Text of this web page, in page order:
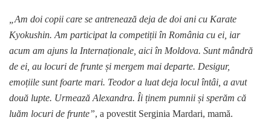
„Am doi copii care se antrenează deja de doi ani cu Karate
Kyokushin. Am participat la competiții în România cu ei, iar
acum am ajuns la Internaționale, aici în Moldova. Sunt mândră
de ei, au locuri de frunte și mergem mai departe. Desigur,
emoțiile sunt foarte mari. Teodor a luat deja locul întâi, a avut
două lupte. Urmează Alexandra. Îi ținem pumnii și sperăm că
luăm locuri de frunte”, a povestit Serginia Mardari, mamă.